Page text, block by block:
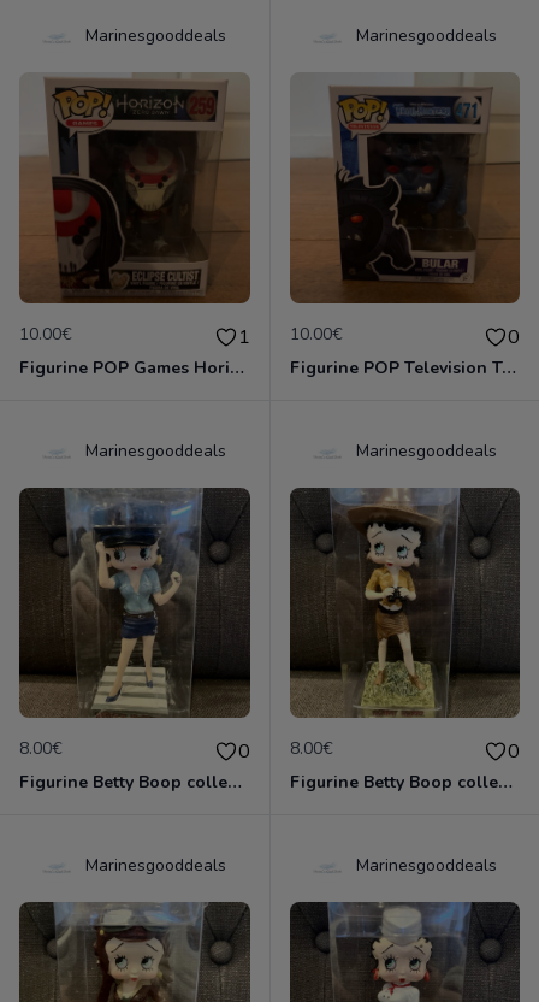
Marinesgooddeals
10.00€ 1
Figurine POP Games Horizon Zero Dawn 259 Eclipse Cultist neuve jamais deboxee
Marinesgooddeals
10.00€ 0
Figurine POP Television Troll Hunters 471 Bular neuve jamais deboxee
Marinesgooddeals
8.00€ 0
Figurine Betty Boop collection métier - agent de police neuve non deboxée
Marinesgooddeals
8.00€ 0
Figurine Betty Boop collection métier - aventurière neuve non deboxée
Marinesgooddeals Marinesgooddeals